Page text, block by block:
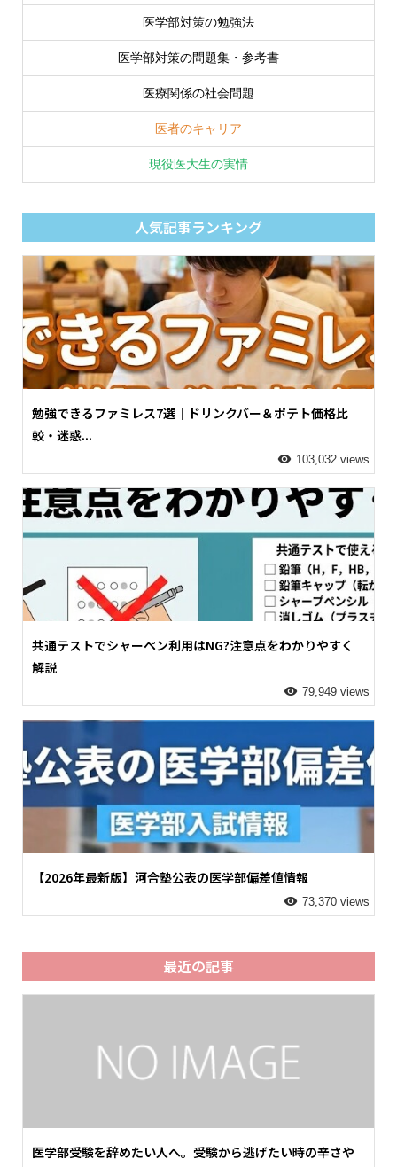
医学部対策の勉強法
医学部対策の問題集・参考書
医療関係の社会問題
医者のキャリア
現役医大生の実情
人気記事ランキング
勉強できるファミレス7選｜ドリンクバー＆ポテト価格比
較・迷惑...
103,032 views
共通テストでシャーペン利用はNG?注意点をわかりやすく
解説
79,949 views
【2026年最新版】河合塾公表の医学部偏差値情報
73,370 views
最近の記事
医学部受験を辞めたい人へ。受験から逃げたい時の辛さや